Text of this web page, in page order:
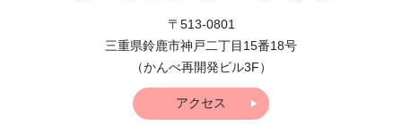
〒513-0801
三重県鈴鹿市神戸二丁目15番18号
（かんべ再開発ビル3F）
アクセス